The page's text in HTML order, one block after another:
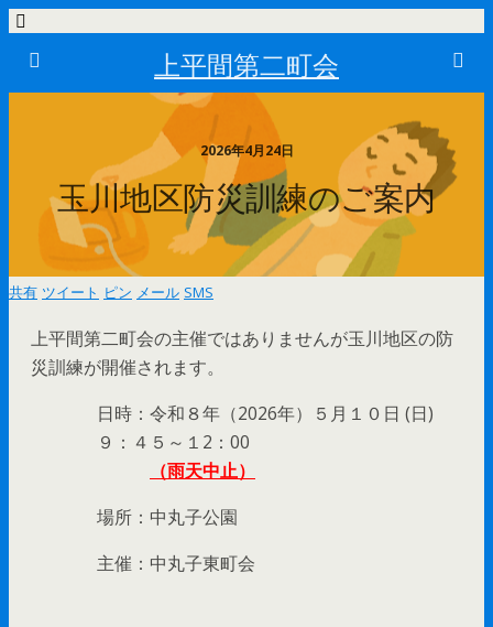
上平間第二町会
2026年4月24日
玉川地区防災訓練のご案内
共有 ツイート ピン メール SMS
上平間第二町会の主催ではありませんが玉川地区の防
災訓練が開催されます。
日時：令和８年（2026年）５月１０日 (日)
９：４５～１2：00
（雨天中止）
場所：中丸子公園
主催：中丸子東町会